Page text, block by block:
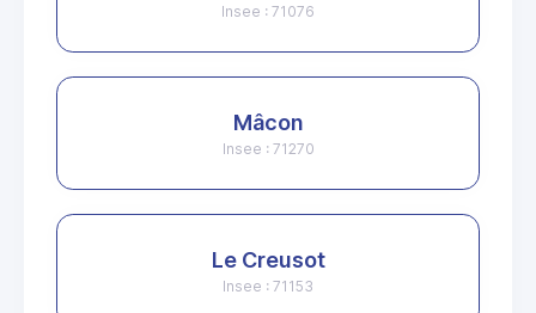
Insee : 71076
Mâcon
Insee : 71270
Le Creusot
Insee : 71153